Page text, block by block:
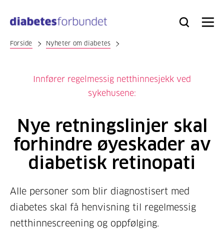
hovedinnhold
Bli
Logg
Søk Meny
Forside Nyheter om diabetes
Innfører regelmessig netthinnesjekk ved
sykehusene:
Nye retningslinjer skal
forhindre øyeskader av
diabetisk retinopati
Alle personer som blir diagnostisert med
diabetes skal få henvisning til regelmessig
netthinnescreening og oppfølging.